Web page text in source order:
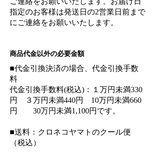
指定のお客様は発送日の2営業日前まで
にご連絡をお願いいたします。
商品代金以外の必要金額
■代金引換決済の場合、代金引換手数
料
代金引換手数料(税込)：１万円未満330
円 ３万円未満440円 10万円未満660
円 30万円未満1,100円です。
■送料：クロネコヤマトのクール便
（税込）